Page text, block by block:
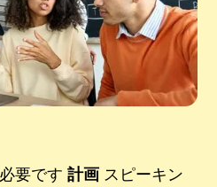
要です計画 スピーキン